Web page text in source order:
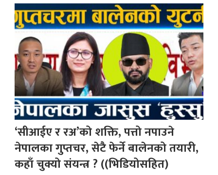
‘सीआईए र रअ’को शक्ति, पत्तो नपाउने
नेपालका गुप्तचर, सेटै फेर्ने बालेनको तयारी,
कहाँ चुक्यो संयन्त्र ? ((भिडियोसहित)